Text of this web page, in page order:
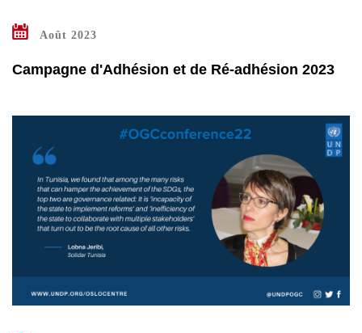
Août 2023
Campagne d'Adhésion et de Ré-adhésion 2023